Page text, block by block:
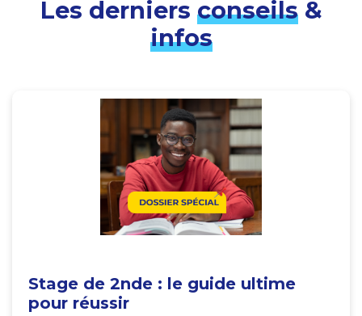
Les derniers conseils&
infos
Stage de 2nde : le guide ultime
pour réussir